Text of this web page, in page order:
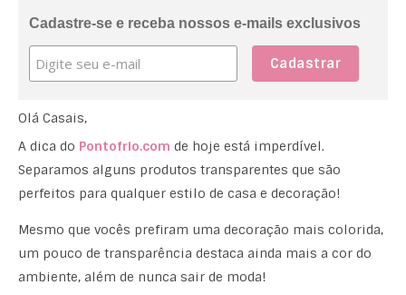
Cadastre-se e receba nossos e-mails exclusivos
Olá Casais,
A dica do Pontofrio.com de hoje está imperdível.
Separamos alguns produtos transparentes que são
perfeitos para qualquer estilo de casa e decoração!
Mesmo que vocês prefiram uma decoração mais colorida,
um pouco de transparência destaca ainda mais a cor do
ambiente, além de nunca sair de moda!